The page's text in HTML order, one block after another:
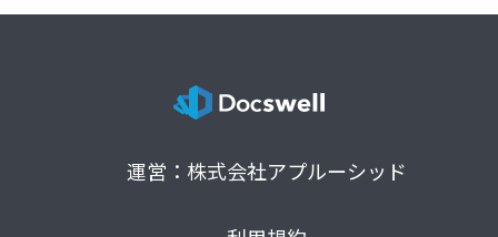
運営：株式会社アプルーシッド